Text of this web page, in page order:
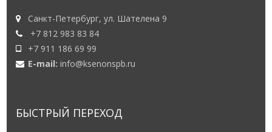
Санкт-Петербург, ул. Шателена 9
+7 812 983 83 84
+7 911 186 69 99
E-mail:info@ksenonspb.ru
БЫСТРЫЙ ПЕРЕХОД